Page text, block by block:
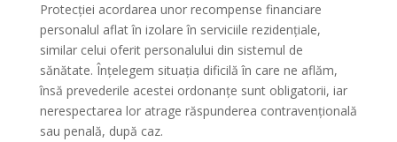
Protecției acordarea unor recompense financiare
personalul aflat în izolare în serviciile rezidențiale,
similar celui oferit personalului din sistemul de
sănătate. Înțelegem situația dificilă în care ne aflăm,
însă prevederile acestei ordonanțe sunt obligatorii, iar
nerespectarea lor atrage răspunderea contravențională
sau penală, după caz.